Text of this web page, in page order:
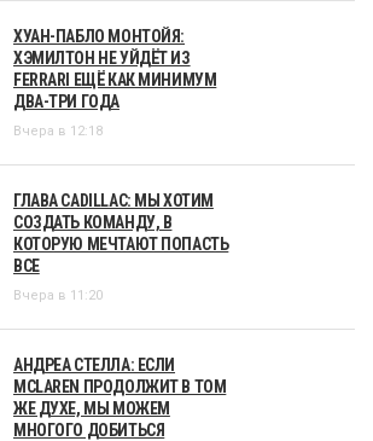
ХУАН-ПАБЛО МОНТОЙЯ:
ХЭМИЛТОН НЕ УЙДЁТ ИЗ
FERRARI ЕЩЁ КАК МИНИМУМ
ДВА-ТРИ ГОДА
Вчера в 12:18
ГЛАВА CADILLAC: МЫ ХОТИМ
СОЗДАТЬ КОМАНДУ, В
КОТОРУЮ МЕЧТАЮТ ПОПАСТЬ
ВСЕ
Вчера в 11:20
АНДРЕА СТЕЛЛА: ЕСЛИ
MCLAREN ПРОДОЛЖИТ В ТОМ
ЖЕ ДУХЕ, МЫ МОЖЕМ
МНОГОГО ДОБИТЬСЯ